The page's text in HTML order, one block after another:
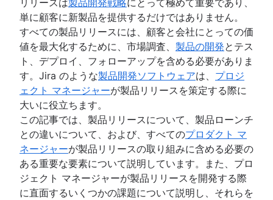
バックログ グルーミング
リーン プロセス改善
バックログ リファインメント会議
スクラムの価値基準
作業スコープ
スクラム ツール
アジャイル プロジェクト管理ツール
ワークフロー自動化ソフトウェア
アジャイル テンプレート
タスク トラッカー
ワークフロー自動化
プロジェクト ステータス レポート
ワークフロー チャート
グロース プロダクト マネジメント
製品指標
製品リリース
機能リクエスト
製品のローンチ
製品ローンチ タイムライン
製品計画
製品ローンチ イベント
製品運用モデル
製品デザイン
Product-led growth
Story mapping
バリュー ストリーム管理
単に顧客に新製品を提供するだけではありません。
すべての製品リリースには、顧客と会社にとっての価
値を最大化するために、市場調査、 製品の開発とテス
ト、デプロイ、フォローアップを含める必要がありま
す。Jira のような製品開発ソフトウェアは、 プロジ
ェクト マネージャーが製品リリースを策定する際に
大いに役立ちます。
この記事では、製品リリースについて、製品ローンチ
との違いについて、および、すべてのプロダクト マ
ネージャーが製品リリースの取り組みに含める必要の
ある重要な要素について説明しています。また、プロ
ジェクト マネージャーが製品リリースを開発する際
に直面するいくつかの課題について説明し、それらを